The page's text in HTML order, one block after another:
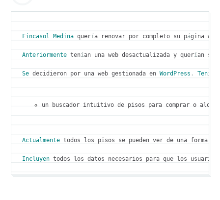
Fincasol Medina quería renovar por completo su página web
Anteriormente tenían una web desactualizada y querían ser
Se decidieron por una web gestionada en WordPress . Tení
un buscador intuitivo de pisos para comprar o
Actualmente todos los pisos se pueden ver de una forma
Incluyen todos los datos necesarios para que los